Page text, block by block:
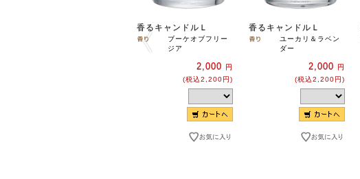
香るキャンドルＬ
ブーケオブフリー
ジア
2,000
円
(税込2,200円)
香るキャンドルＬ
ユーカリ＆ラベン
ダー
2,000
円
(税込2,200円)